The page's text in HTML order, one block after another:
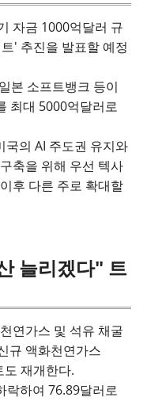
자금 1000억달러 규
' 추진을 발표할 예정
본 소프트뱅크 등이
최대 5000억달러로
국의 AI 주도권 유지와
축을 위해 우선 텍사
후 다른 주로 확대할
늘리겠다" 트
연가스 및 석유 채굴
규 액화천연가스
재개한다.
락하여 76.89달러로